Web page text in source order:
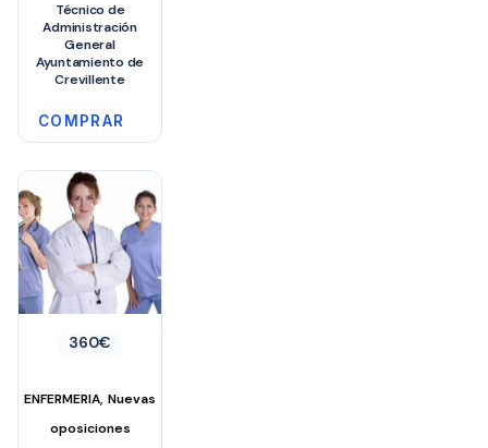
Técnico de
Administración
General
Ayuntamiento de
Crevillente
COMPRAR
360€
ENFERMERIA,Nuevas
oposiciones